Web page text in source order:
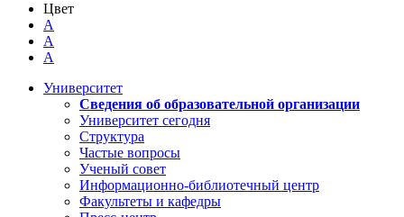
Цвет
A
A
A
Университет
Сведения об образовательной организации
Университет сегодня
Структура
Частые вопросы
Ученый совет
Информационно-библиотечный центр
Факультеты и кафедры